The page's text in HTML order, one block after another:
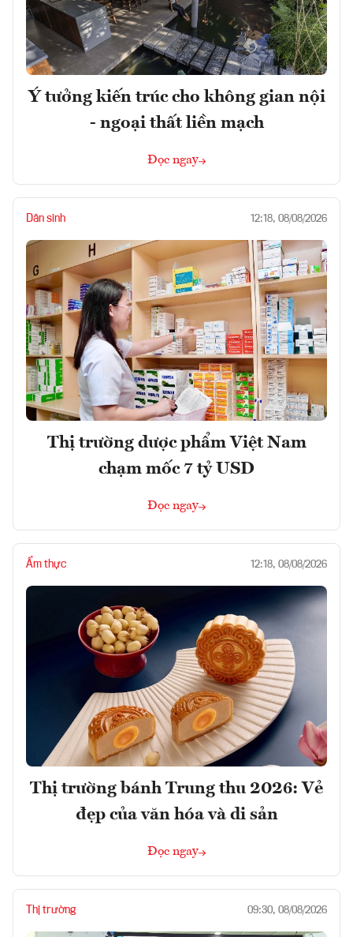
Ý tưởng kiến trúc cho không gian nội
- ngoại thất liền mạch
Đọc ngay
Dân sinh 12:18, 08/08/2026
Thị trường dược phẩm Việt Nam
chạm mốc 7 tỷ USD
Đọc ngay
Ẩm thực 12:18, 08/08/2026
Thị trường bánh Trung thu 2026: Vẻ
đẹp của văn hóa và di sản
Đọc ngay
Thị trường 09:30, 08/08/2026